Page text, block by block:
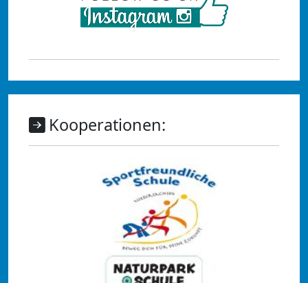
Kooperationen: